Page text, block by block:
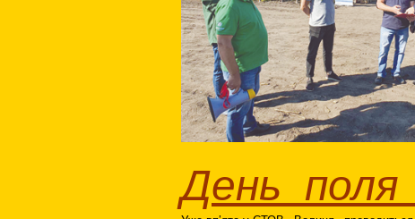
День